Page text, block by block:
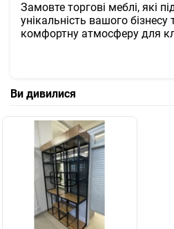
Замовте торгові меблі, які
унікальність вашого бізнесу
комфортну атмосферу для
Ви дивилися